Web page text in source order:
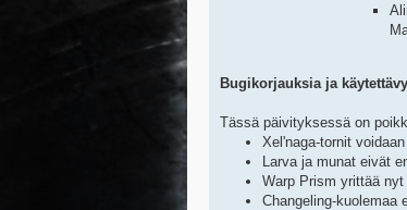
Bugikorjauksia ja
Tässä päivityksessä on
Xel'naga-tornit
Larva ja munat eivät
Warp Prism yrittää
Changeling-kuolemaa